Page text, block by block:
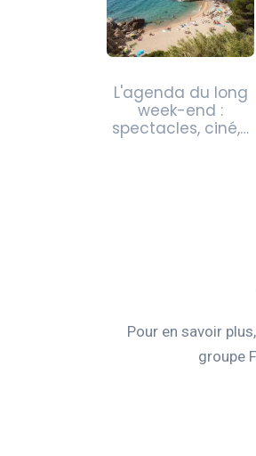
L'agenda du long
week-end :
spectacles, ciné,…
Pour en savoir
groupe